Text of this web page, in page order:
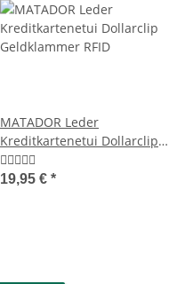
MATADOR Leder
Kreditkartenetui Dollarclip
Geldklammer RFID
19,95 € *